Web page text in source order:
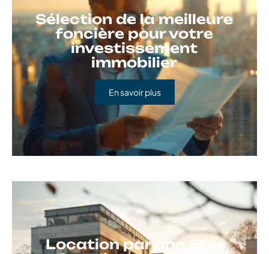
Sélection de la meilleure
foncière pour votre
investissement
immobilier
En savoir plus
Location par une SCI :